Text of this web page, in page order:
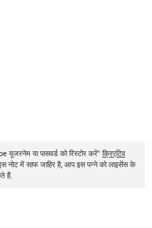
यूजरनेम या पासवर्ड को रिस्टोर करें" क्रिएटिव
नोट में साफ जाहिर है, आप इस पन्ने को लाइसेंस के
हैं.